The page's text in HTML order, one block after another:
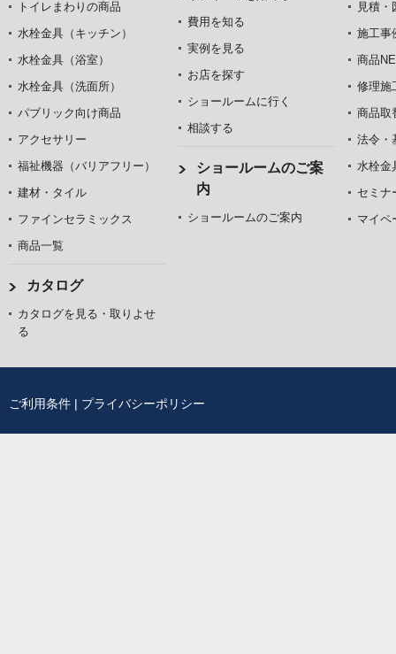
トイレまわりの商品
水栓金具（キッチン）
水栓金具（浴室）
水栓金具（洗面所）
パブリック向け商品
アクセサリー
福祉機器（バリアフリー）
建材・タイル
ファインセラミックス
商品一覧
カタログ
カタログを見る・取りよせ
る
費用を知る
実例を見る
お店を探す
ショールームに行く
相談する
ショールームのご案
内
ショールームのご案内
見積・
施工事
商品
修理施
商品取
法令・
水栓金
セミナ
マイペ
ご利用条件 | プライバシーポリシー